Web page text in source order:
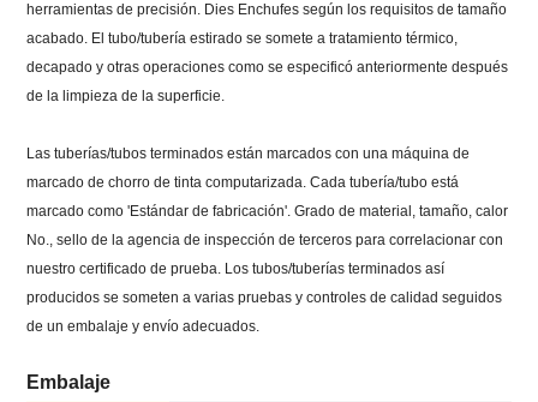
herramientas de precisión. Dies Enchufes según los requisitos de tamaño
acabado. El tubo/tubería estirado se somete a tratamiento térmico,
decapado y otras operaciones como se especificó anteriormente después
de la limpieza de la superficie.
Las tuberías/tubos terminados están marcados con una máquina de
marcado de chorro de tinta computarizada. Cada tubería/tubo está
marcado como 'Estándar de fabricación'. Grado de material, tamaño, calor
No., sello de la agencia de inspección de terceros para correlacionar con
nuestro certificado de prueba. Los tubos/tuberías terminados así
producidos se someten a varias pruebas y controles de calidad seguidos
de un embalaje y envío adecuados.
Embalaje